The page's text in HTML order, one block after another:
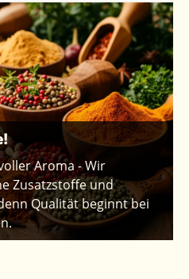
Aroma - Wir
Zusatzstoffe und
Qualität beginnt bei